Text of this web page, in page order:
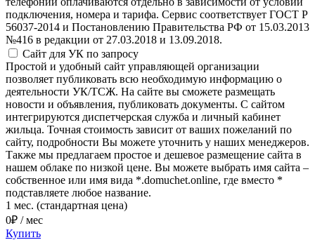
подключения, номера и тарифа. Сервис соответствует ГОСТ Р
56037-2014 и Постановлению Правительства РФ от 15.03.2013
№416 в редакции от 27.03.2018 и 13.09.2018.
Сайт для УК по запросу
Простой и удобный сайт управляющей организации
позволяет публиковать всю необходимую информацию о
деятельности УК/ТСЖ. На сайте вы сможете размещать
новости и объявления, публиковать документы. С сайтом
интегрируются диспетчерская служба и личный кабинет
жильца. Точная стоимость зависит от ваших пожеланий по
сайту, подробности Вы можете уточнить у наших менеджеров.
Также мы предлагаем простое и дешевое размещение сайта в
нашем облаке по низкой цене. Вы можете выбрать имя сайта –
собственное или имя вида *.domuchet.online, где вместо *
подставляете любое название.
1 мес. (стандартная цена)
0₽ / мес
Купить